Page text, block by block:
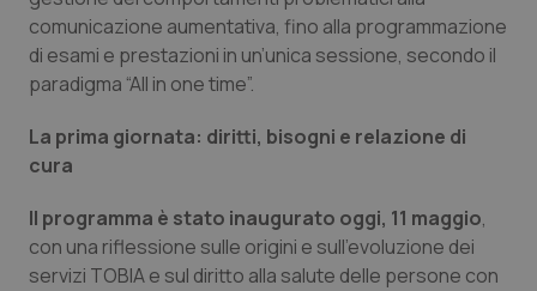
Quotidiano Oncologia
Quotidiano Pediatria
Rene & patologie urogenitali
Sangue & coagulazione
comunicazione aumentativa, fino alla programmazione
di esami e prestazioni in un’unica sessione, secondo il
paradigma “All in one time”.
La prima giornata: diritti, bisogni e relazione di
cura
Il programma è stato inaugurato oggi, 11 maggio,
con una riflessione sulle origini e sull’evoluzione dei
servizi TOBIA e sul diritto alla salute delle persone con